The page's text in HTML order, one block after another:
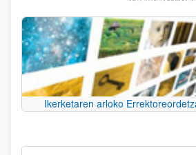
Ikerketaren arloko